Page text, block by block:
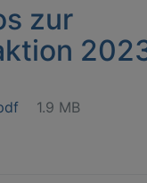
zur
1.9 MB